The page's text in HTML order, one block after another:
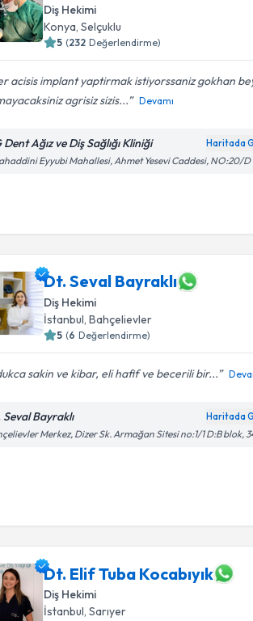
Diş Hekimi
Konya, Selçuklu
5 (232 Değerlendirme)
acisis implant yaptirmak istiyorssaniz gokhan
agrisiz sizis...
Devamı
Dent Ağız ve Diş Sağlığı Kliniği Haritada
Eyyubi Mahallesi, Ahmet Yesevi Caddesi, NO:20/D
Dt. Seval Bayraklı
Diş Hekimi
İstanbul , Bahçelievler
5 (6 Değerlendirme)
sakin ve kibar, eli hafif ve becerili bir...
Seval Bayraklı Haritada
Merkez, Dizer Sk. Armağan Sitesi no:1/1 D:B blok,
Dt. Elif Tuba Kocabıyık
Diş Hekimi
İstanbul, Sarıyer